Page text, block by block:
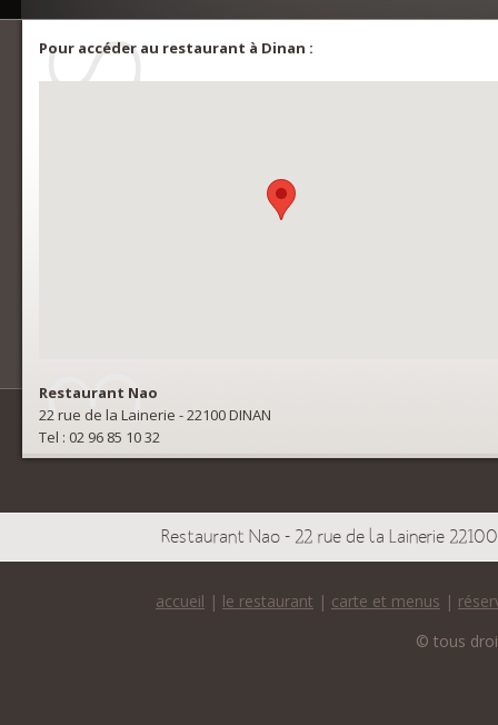
Pour accéder au restaurant à Dinan :
Restaurant Nao
22 rue de la Lainerie - 22100 DINAN
Tel : 02 96 85 10 32
Restaurant Nao - 22 rue de la Lainerie 22100
accueil | le restaurant | carte et menus |
© tous